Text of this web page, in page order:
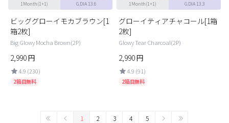
1Month(1+1) G.DIA 13.6
ビッググローイモカブラウン[1
箱2枚]
Big Glowy Mocha Brown(2P)
2,990円
4.9 (230)
2箱目無料
1Month(1+1) G.DIA 13.3
グローイティアチャコール[1箱
2枚]
Glowy Tear Charcoal(2P)
2,990円
4.9 (91)
2箱目無料
1 2 3 4 5